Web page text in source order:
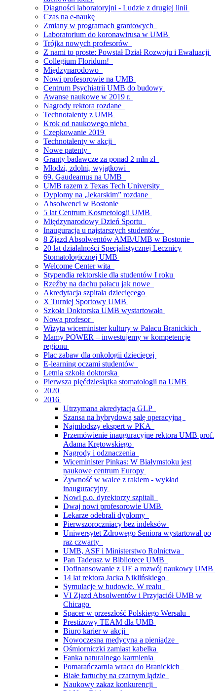
Diagności laboratoryjni - Ludzie z drugiej linii
Czas na e-naukę
Zmiany w programach grantowych
Laboratorium do koronawirusa w UMB
Trójka nowych profesorów
Z nami to proste: Powstał Dział Rozwoju i Ewaluacji
Collegium Floridum!
Międzynarodowo
Nowi profesorowie na UMB
Centrum Psychiatrii UMB do budowy
Awanse naukowe w 2019 r.
Nagrody rektora rozdane
Technotalenty z UMB
Krok od naukowego nieba
Czepkowanie 2019
Technotalenty w akcji
Nowe patenty
Granty badawcze za ponad 2 mln zł
Młodzi, zdolni, wyjątkowi
69. Gaudeamus na UMB
UMB razem z Texas Tech University
Dyplomy na „lekarskim” rozdane
Absolwenci w Bostonie
5 lat Centrum Kosmetologii UMB
Międzynarodowy Dzień Sportu
Inauguracja u najstarszych studentów
8 Zjazd Absolwentów AMB/UMB w Bostonie
20 lat działalności Specjalistycznej Lecznicy
Stomatologicznej UMB
Welcome Center wita
Stypendia rektorskie dla studentów I roku
Rzeźby na dachu pałacu jak nowe
Akredytacja szpitala dziecięcego
X Turniej Sportowy UMB
Szkoła Doktorska UMB wystartowała
Nowa profesor
Wizyta wiceminister kultury w Pałacu Branickich
Mamy POWER – inwestujemy w kompetencje
regionu
Plac zabaw dla onkologii dziecięcej
E-learning oczami studentów
Letnia szkoła doktorska
Pierwsza pięćdziesiątka stomatologii na UMB
2020
2016
Utrzymana akredytacja GLP
Szansa na hybrydową salę operacyjną
Najmłodszy ekspert w PKA
Przemówienie inauguracyjne rektora UMB prof.
Adama Krętowskiego
Nagrody i odznaczenia
Wiceminister Pinkas: W Białymstoku jest
naukowe centrum Europy
Żywność w walce z rakiem - wykład
inauguracyjny
Nowi p.o. dyrektorzy szpitali
Dwaj nowi profesorowie UMB
Lekarze odebrali dyplomy
Pierwszoroczniacy bez indeksów
Uniwersytet Zdrowego Seniora wystartował po
raz czwarty
UMB, ASF i Ministerstwo Rolnictwa
Pan Tadeusz w Bibliotece UMB
Dofinansowanie z UE a rozwój naukowy UMB
14 lat rektora Jacka Niklińskiego
Symulacje w budowie. W realu
VI Zjazd Absolwentów i Przyjaciół UMB w
Chicago
Spacer w przeszłość Polskiego Wersalu
Prestiżowy TEAM dla UMB
Biuro karier w akcji
Nowoczesna medycyna a pieniądze
Ośmiorniczki zamiast kabelka
Fanka naturalnego karmienia
Pomarańczarnia wraca do Branickich
Białe fartuchy na czarnym lądzie
Naukowy zakaz konkurencji